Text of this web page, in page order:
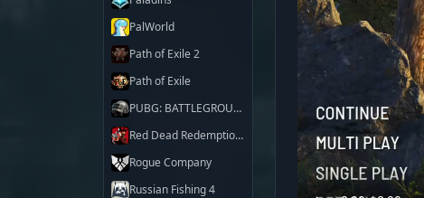
PalWorld
Path of Exile 2
Path of Exile
PUBG: BATTLEGROUNDS
Red Dead Redemption 2
Rogue Company
Russian Fishing 4